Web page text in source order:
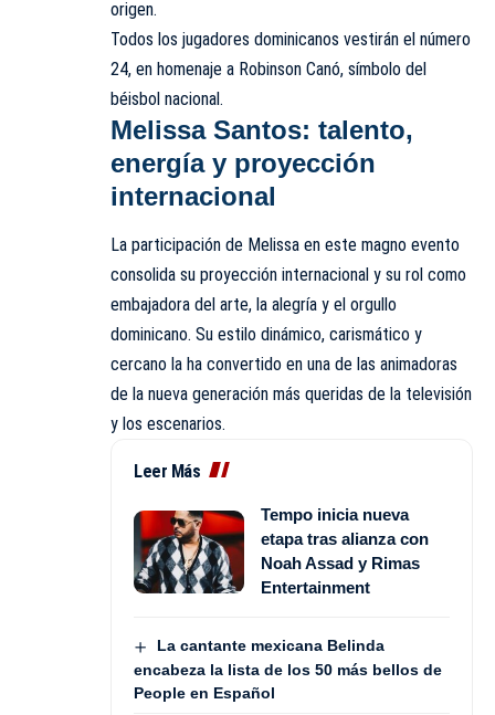
origen.
Todos los jugadores dominicanos vestirán el número
24, en homenaje a Robinson Canó, símbolo del
béisbol nacional.
Melissa Santos: talento,
energía y proyección
internacional
La participación de Melissa en este magno evento
consolida su proyección internacional y su rol como
embajadora del arte, la alegría y el orgullo
dominicano. Su estilo dinámico, carismático y
cercano la ha convertido en una de las animadoras
de la nueva generación más queridas de la televisión
y los escenarios.
Leer Más
Tempo inicia nueva
etapa tras alianza con
Noah Assad y Rimas
Entertainment
La cantante mexicana Belinda
encabeza la lista de los 50 más bellos de
People en Español